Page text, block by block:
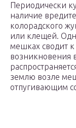
Периодически
наличие
колорадского
или клещей.
мешках сводит
возникновения
землю возле
отпугивающим